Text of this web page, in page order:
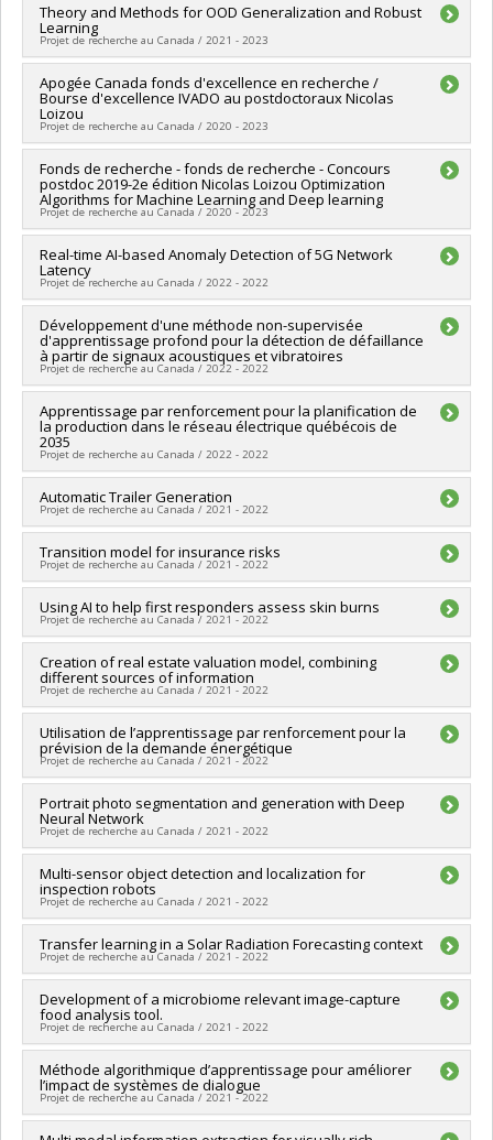
Chercheur principal : Ioannis Mitliagkas
Sources de financement :MITACS Inc.
Programmes de subvention :
Theory and Methods for OOD Generalization and Robust
Learning
Projet de recherche au Canada / 2021 - 2023
Chercheur principal :Ioannis Mitliagkas
Sources de financement :SPIIE/Secrétariat des programmes
interorganismes à l’intention des établissements
Programmes de subvention :PVXXXXXX-Fonds d'excellence
en recherche Apogée Canada/Bourse
Apogée Canada fonds d'excellence en recherche /
Bourse d'excellence IVADO au postdoctoraux Nicolas
Loizou
Projet de recherche au Canada / 2020 - 2023
Chercheur principal : Ioannis Mitliagkas
Sources de financement :SPIIE/Secrétariat des programmes
interorganismes à l’intention des établissements
Programmes de subvention :PVXXXXXX-Fonds d'excellence
en recherche Apogée Canada/Bourse
Fonds de recherche - fonds de recherche - Concours
postdoc 2019-2e édition Nicolas Loizou Optimization
Algorithms for Machine Learning and Deep learning
Projet de recherche au Canada / 2020 - 2023
Chercheur principal :Ioannis Mitliagkas
Sources de financement :SPIIE/Secrétariat des programmes
interorganismes à l’intention des établissements
en recherche Apogée Canada/Projet de recherche
Real-time AI-based Anomaly Detection of 5G Network
Latency
Projet de recherche au Canada / 2022 - 2022
Chercheur principal :Ioannis Mitliagkas
Sources de financement : MITACS Inc.
Programmes de subvention :PVXXXXXX-Stage Accélération
Québec - MITACS
Développement d'une méthode non-supervisée
d'apprentissage profond pour la détection de défaillance
à partir de signaux acoustiques et vibratoires
Projet de recherche au Canada / 2022 - 2022
Sources de financement :MITACS Inc.
Programmes de subvention : PVXXXXXX-Stage Accélération
Québec - MITACS
Apprentissage par renforcement pour la planification de
la production dans le réseau électrique québécois de
2035
Projet de recherche au Canada / 2022 - 2022
Chercheur principal :Ioannis Mitliagkas
Sources de financement :MITACS Inc.
Programmes de subvention :PVXXXXXX-Stage Accélération
Québec - MITACS
Automatic Trailer Generation
Projet de recherche au Canada / 2021 - 2022
Chercheur principal : Ioannis Mitliagkas
Sources de financement :MITACS Inc.
Programmes de subvention :PVXXXXXX-Stage Accélération
Québec - MITACS
Transition model for insurance risks
Projet de recherche au Canada / 2021 - 2022
Chercheur principal :Ioannis Mitliagkas
Sources de financement :MITACS Inc.
Programmes de subvention :PVXXXXXX-Stage Accélération
Québec - MITACS
Using AI to help first responders assess skin burns
Projet de recherche au Canada / 2021 - 2022
Chercheur principal : Ioannis Mitliagkas
Sources de financement :MITACS Inc.
Programmes de subvention :
Creation of real estate valuation model, combining
different sources of information
Projet de recherche au Canada / 2021 - 2022
Chercheur principal :Ioannis Mitliagkas
Sources de financement :MITACS Inc.
Programmes de subvention :
Utilisation de l’apprentissage par renforcement pour la
prévision de la demande énergétique
Projet de recherche au Canada / 2021 - 2022
Chercheur principal :Ioannis Mitliagkas
Sources de financement :MITACS Inc.
Programmes de subvention :
Portrait photo segmentation and generation with Deep
Neural Network
Projet de recherche au Canada / 2021 - 2022
Chercheur principal :Ioannis Mitliagkas
Sources de financement :MITACS Inc.
Programmes de subvention :
Multi-sensor object detection and localization for
inspection robots
Projet de recherche au Canada / 2021 - 2022
Chercheur principal :Ioannis Mitliagkas
Sources de financement :MITACS Inc.
Programmes de subvention :PVXXXXXX-Stage Accélération
Québec - MITACS
Transfer learning in a Solar Radiation Forecasting context
Projet de recherche au Canada / 2021 - 2022
Chercheur principal :Ioannis Mitliagkas
Sources de financement :MITACS Inc.
Programmes de subvention :
Development of a microbiome relevant image-capture
food analysis tool.
Projet de recherche au Canada / 2021 - 2022
Chercheur principal :Ioannis Mitliagkas
Sources de financement :MITACS Inc.
Programmes de subvention :
Méthode algorithmique d’apprentissage pour améliorer
l’impact de systèmes de dialogue
Projet de recherche au Canada / 2021 - 2022